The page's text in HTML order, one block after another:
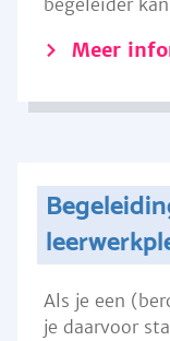
begeleider
Meer
Als je een
je daarvoor